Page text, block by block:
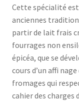
Cette spécialité
anciennes
partir de lait frais
fourrages non
épicéa, que se
cours d’un affi
fromages qui
cahier des charges